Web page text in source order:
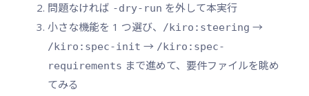
問題なければ -dry-run を外して本実行
小さな機能を 1 つ選び、
/kiro:steering →
/kiro:spec-init → /kiro:spec-
requirements まで進めて、要件ファイルを眺め
てみる